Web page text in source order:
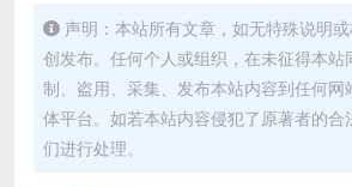
声明：本站所有文章，如无特殊说明
创发布。任何个人或组织，在未征得本站
制、盗用、采集、发布本站内容到任何网
体平台。如若本站内容侵犯了原著者的合
们进行处理。